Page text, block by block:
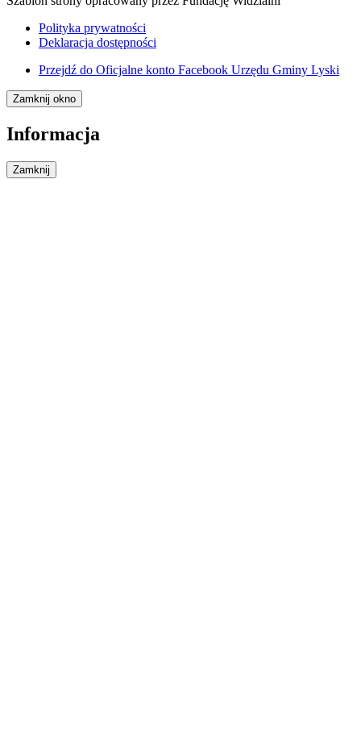
Polityka prywatności
Deklaracja dostępności
Przejdź do Oficjalne konto Facebook Urzędu Gminy Lyski
Zamknij okno
Informacja
Zamknij